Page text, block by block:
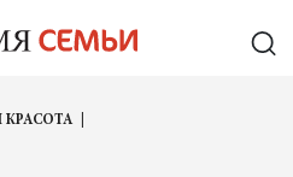
КРАСОТА